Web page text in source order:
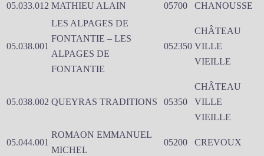
05.033.012 MATHIEU ALAIN 05700 CHANOUSSE
05.038.001
LES ALPAGES DE
FONTANTIE – LES
ALPAGES DE
FONTANTIE
052350
CHÂTEAU
VILLE
VIEILLE
05.038.002 QUEYRAS TRADITIONS 05350
CHÂTEAU
VILLE
VIEILLE
05.044.001
ROMAON EMMANUEL
MICHEL
05200 CREVOUX